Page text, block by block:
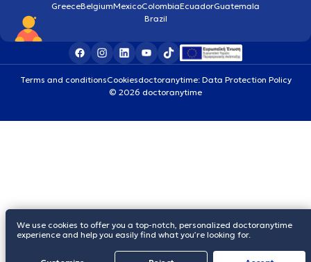
GreeceBelgiumMexicoColombiaEcuadorGuatemala
Brazil
Terms and conditionsCookiesdoctoranytime: Data Protection Policy
© 2026 doctoranytime
We use cookies to offer you a top-notch, personalized doctoranytime
experience and help you easily find what you’re looking for.